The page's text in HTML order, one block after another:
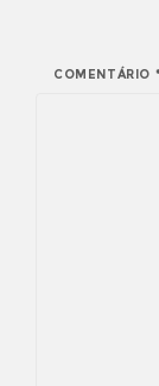
COMENTÁRIO *